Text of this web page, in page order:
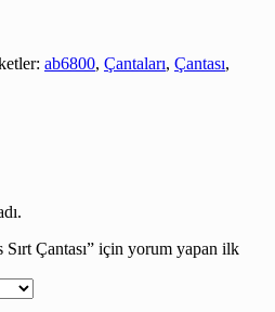
ab6800, Çantaları, Çantası,
Çantası” için yorum yapan ilk